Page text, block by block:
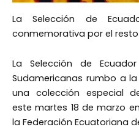
La Selección de
conmemorativa por el resto
La Selección de
Sudamericanas rumbo a
una colección especial
este martes 18 de marzo
la Federación Ecuatoriana